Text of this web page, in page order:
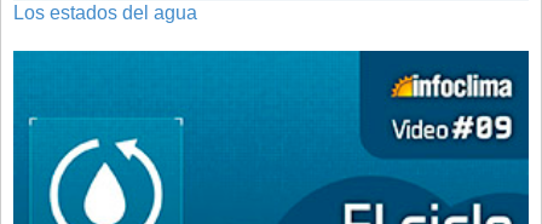
Los estados del agua